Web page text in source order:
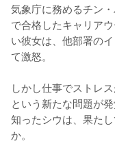
気象庁に務めるチン
で合格したキャリア
い彼女は、他部署の
て激怒。
しかし仕事でストレ
という新たな問題が
知ったシウは、果た
か。